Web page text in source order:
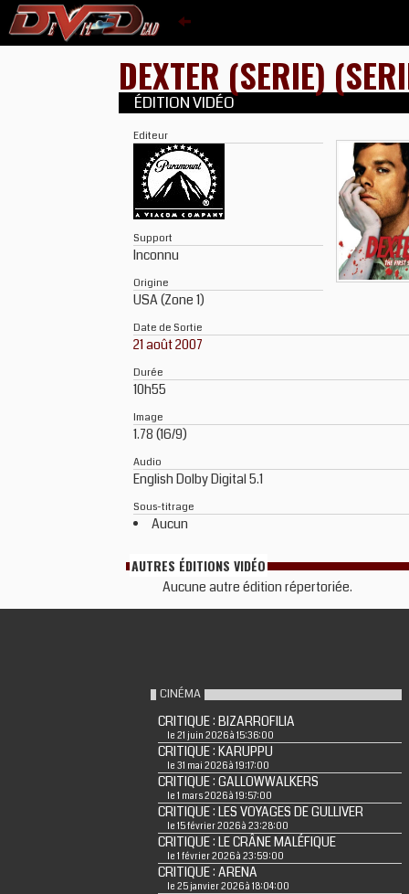
DEXTER (SERIE)
ÉDITION VIDÉO
Editeur
Support
Inconnu
Origine
USA (Zone 1)
Date de Sortie
21 août 2007
Durée
10h55
Image
1.78 (16/9)
Audio
English Dolby Digital 5.1
Sous-titrage
Aucun
AUTRES ÉDITIONS VIDÉO
Aucune autre édition répertoriée.
CINÉMA
CRITIQUE : BIZARROFILIA
le 21 juin 2026 à 15:36:00
CRITIQUE : KARUPPU
le 31 mai 2026 à 19:17:00
CRITIQUE : GALLOWWALKERS
le 1 mars 2026 à 19:57:00
CRITIQUE : LES VOYAGES DE GULLIVER
le 15 février 2026 à 23:28:00
CRITIQUE : LE CRÂNE MALÉFIQUE
le 1 février 2026 à 23:59:00
CRITIQUE : ARENA
le 25 janvier 2026 à 18:04:00